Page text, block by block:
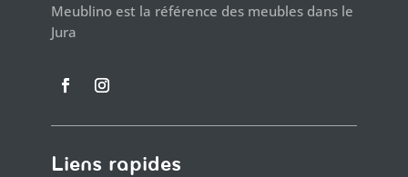
Meublino est la référence des meubles dans le
Jura
Liens rapides